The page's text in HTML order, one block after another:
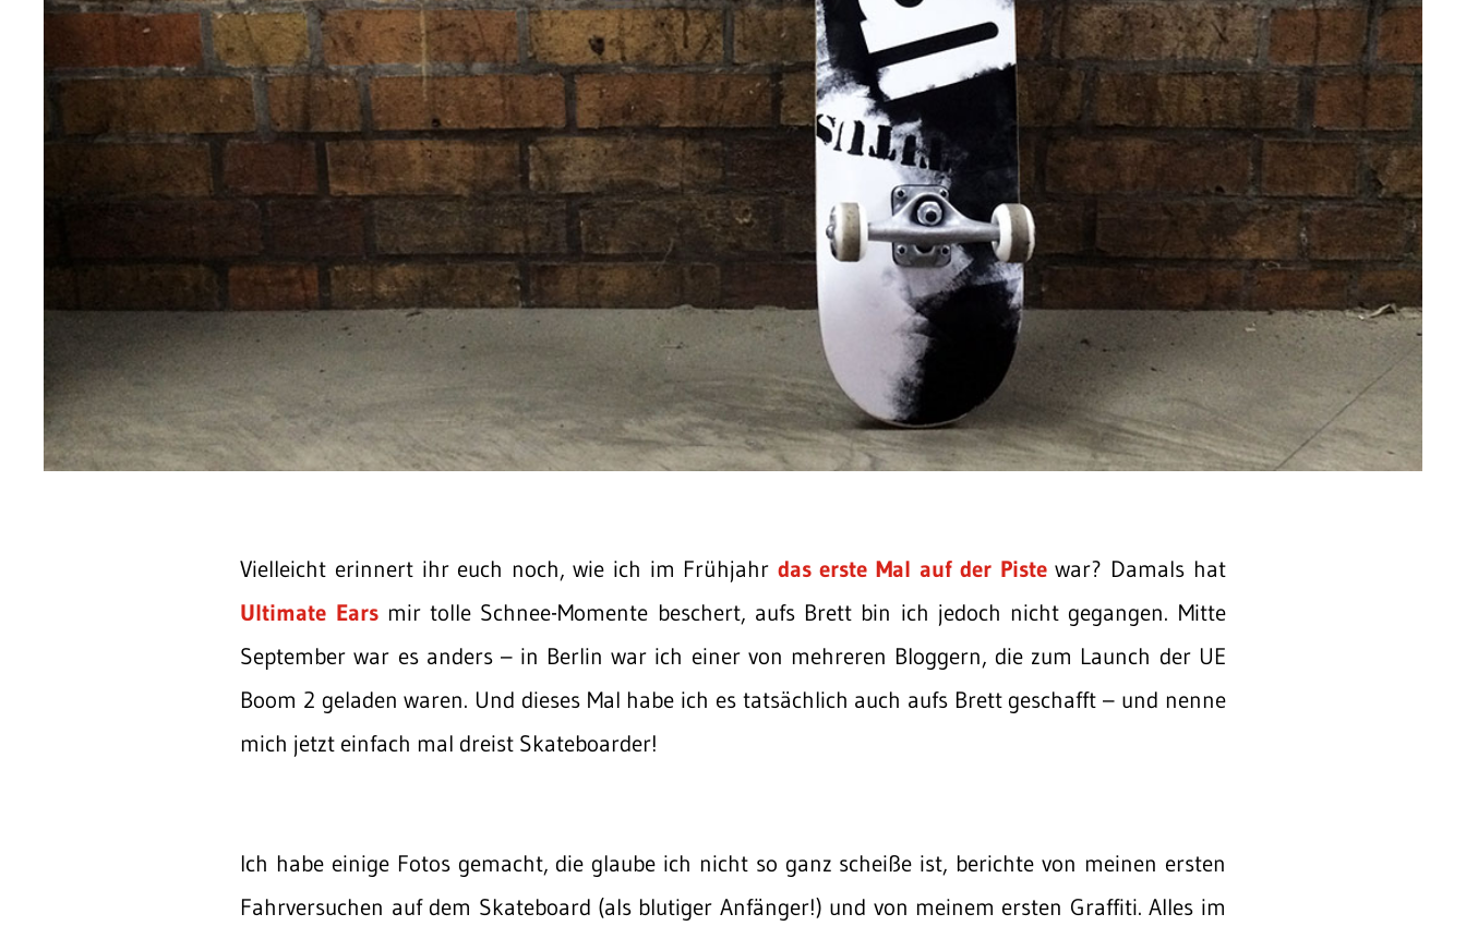
Vielleicht erinnert ihr euch noch, wie ich im Frühjahr das erste Mal auf der Pistewar? Damals hat
Ultimate Earsmir tolle Schnee-Momente beschert, aufs Brett bin ich jedoch nicht gegangen. Mitte
September war es anders – in Berlin war ich einer von mehreren Bloggern, die zum Launch der UE
Boom 2 geladen waren. Und dieses Mal habe ich es tatsächlich auch aufs Brett geschafft – und nenne
mich jetzt einfach mal dreist Skateboarder!
Ich habe einige Fotos gemacht, die glaube ich nicht so ganz scheiße ist, berichte von meinen ersten
Fahrversuchen auf dem Skateboard (als blutiger Anfänger!) und von meinem ersten Graffiti. Alles im